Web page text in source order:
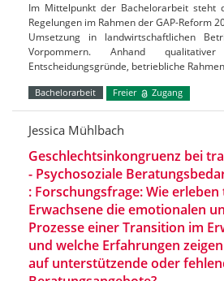
Im Mittelpunkt der Bachelorarbeit steht
Regelungen im Rahmen der GAP-Reform
Umsetzung in landwirtschaftlichen
Vorpommern. Anhand
Entscheidungsgründe, betriebliche
Bachelorarbeit Freier Zugang
Jessica Mühlbach
Geschlechtsinkongruenz bei
- Psychosoziale
: Forschungsfrage: Wie
Erwachsene die emotionalen
Prozesse einer Transition im
und welche Erfahrungen
auf unterstützende oder